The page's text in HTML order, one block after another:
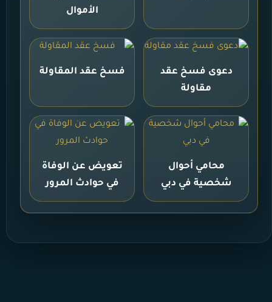
الأموال
دعوى فسخ عقد
مقاولة
فسخ عقد المقاولة
محامي أحوال
شخصية في دبي
تعويض عن الوفاة
في حوادث المرور